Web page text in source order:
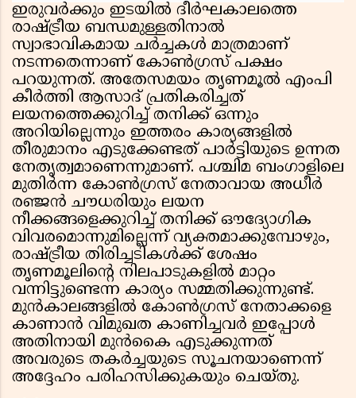
ഇരുവർക്കും ഇടയിൽ ദീർഘകാലത്തെ
രാഷ്ട്രീയ ബന്ധമുള്ളതിനാൽ
സ്വാഭാവികമായ ചർച്ചകൾ മാത്രമാണ്
നടന്നതെന്നാണ് കോൺഗ്രസ് പക്ഷം
പറയുന്നത്. അതേസമയം തൃണമൂൽ എംപി
കീർത്തി ആസാദ് പ്രതികരിച്ചത്
ലയനത്തെക്കുറിച്ച് തനിക്ക് ഒന്നും
അറിയില്ലെന്നും ഇത്തരം കാര്യങ്ങളിൽ
തീരുമാനം എടുക്കേണ്ടത് പാർട്ടിയുടെ ഉന്നത
നേതൃത്വമാണെന്നുമാണ്. പശ്ചിമ ബംഗാളിലെ
മുതിർന്ന കോൺഗ്രസ് നേതാവായ അധീർ
രഞ്ജൻ ചൗധരിയും ലയന
നീക്കങ്ങളെക്കുറിച്ച് തനിക്ക് ഔദ്യോഗിക
വിവരമൊന്നുമില്ലെന്ന് വ്യക്തമാക്കുമ്പോഴും,
രാഷ്ട്രീയ തിരിച്ചടികൾക്ക് ശേഷം
തൃണമൂലിൻ്റെ നിലപാടുകളിൽ മാറ്റം
വന്നിട്ടുണ്ടെന്ന കാര്യം സമ്മതിക്കുന്നുണ്ട്.
മുൻകാലങ്ങളിൽ കോൺഗ്രസ് നേതാക്കളെ
കാണാൻ വിമുഖത കാണിച്ചവർ ഇപ്പോൾ
അതിനായി മുൻകൈ എടുക്കുന്നത്
അവരുടെ തകർച്ചയുടെ സൂചനയാണെന്ന്
അദ്ദേഹം പരിഹസിക്കുകയും ചെയ്തു.